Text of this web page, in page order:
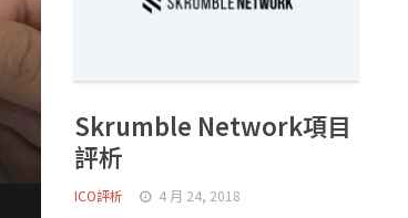
Skrumble Network項目
評析
ICO評析 4 月 24, 2018